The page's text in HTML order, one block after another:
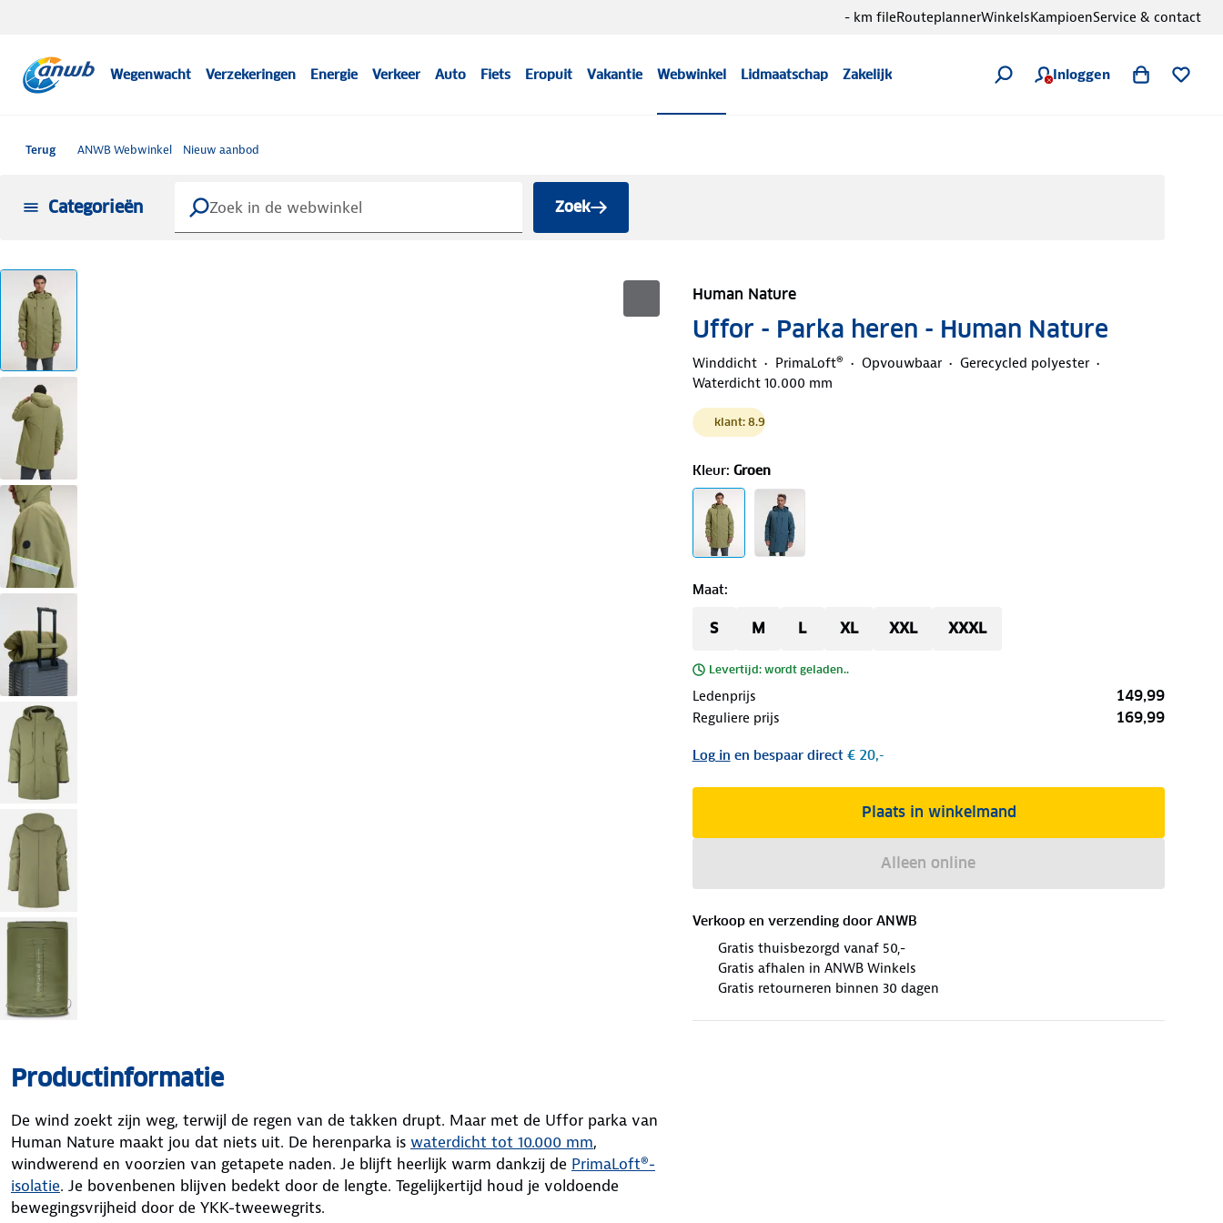
Wegenwacht Verzekeringen Energie Verkeer Auto Fiets Eropuit Vakantie Webwinkel Lidmaatschap Zakelijk Inloggen
- km fileRouteplannerWinkelsKampioenService & contact
Terug ANWB Webwinkel Nieuw aanbod
Categorieën Zoek
Human Nature
Uffor - Parka heren - Human Nature
Winddicht PrimaLoft® Opvouwbaar
Gerecycled polyester
Waterdicht 10.000 mm
klant: 8.9
Kleur: Groen
Maat:
S M L XL XXL XXXL
Levertijd: wordt geladen..
Ledenprijs 149,99
Reguliere prijs 169,99
Log in en bespaar direct€ 20,-
Plaats in winkelmand
Alleen online
Verkoop en verzending door ANWB
Gratis thuisbezorgd vanaf 50,-
Gratis afhalen in ANWB Winkels
Gratis retourneren binnen 30 dagen
Productinformatie
De wind zoekt zijn weg, terwijl de regen van de takken drupt. Maar met de Uffor parka van
Human Nature maakt jou dat niets uit. De herenparka is waterdicht tot 10.000 mm,
windwerend en voorzien van getapete naden. Je blijft heerlijk warm dankzij de PrimaLoft®-
isolatie. Je bovenbenen blijven bedekt door de lengte. Tegelijkertijd houd je voldoende
bewegingsvrijheid door de YKK-tweewegrits.